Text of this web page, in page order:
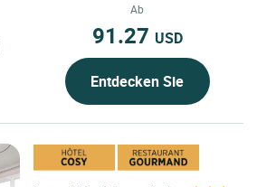
Ab
91.27 USD
Entdecken Sie